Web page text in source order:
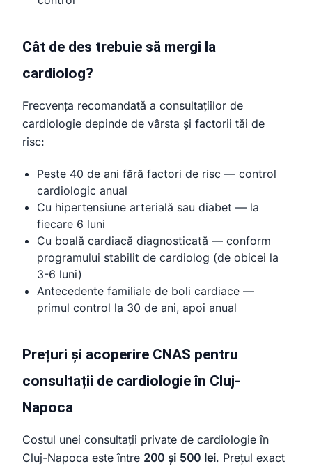
Cât de des trebuie să mergi la
cardiolog?
Frecvența recomandată a consultațiilor de
cardiologie depinde de vârsta și factorii tăi de
risc:
Peste 40 de ani fără factori de risc — control
cardiologic anual
Cu hipertensiune arterială sau diabet — la
fiecare 6 luni
Cu boală cardiacă diagnosticată — conform
programului stabilit de cardiolog (de obicei la
3-6 luni)
Antecedente familiale de boli cardiace —
primul control la 30 de ani, apoi anual
Prețuri și acoperire CNAS pentru
consultații de cardiologie în Cluj-
Napoca
Costul unei consultații private de cardiologie în
Cluj-Napoca este între 200 și 500 lei. Prețul exact